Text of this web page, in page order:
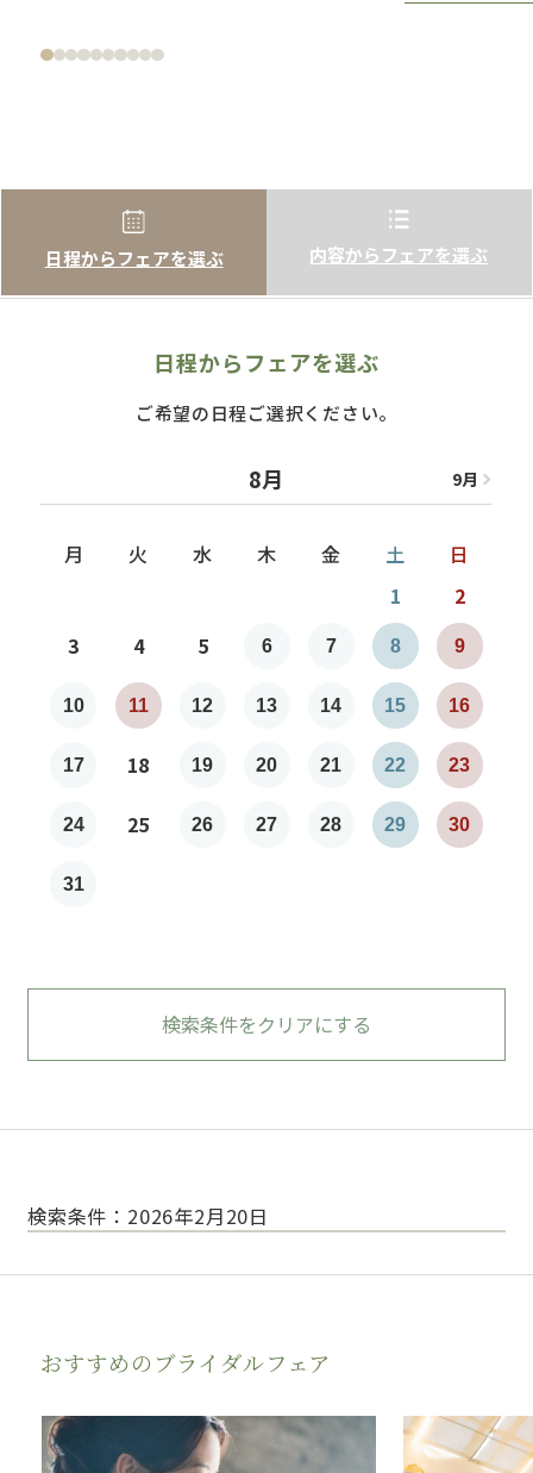
日程からフェアを選ぶ 内容からフェアを選ぶ
日程からフェアを選ぶ
ご希望の日程ご選択ください。
8月
月 火 水 木 金 土
日
1
2
3
4 5 6 7 8 9
10 11 12 13 14 15 16
17 18 19 20 21 22 23
24 25 26 27 28 29 30
31
9月
検索条件をクリアにする
検索条件：2026年2月20日
おすすめのブライダルフェア